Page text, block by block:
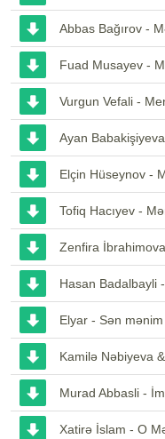
Abbas Bağırov -
Fuad Musayev -
Vurgun Vefali -
Ayan
Elçin Hüseynov -
Tofiq Hacıyev -
Zenfira
Hasan Badalbayli
Elyar - Sən
Kamilə Nəbiyeva
Murad Abbasli -
Xatirə İslam - O